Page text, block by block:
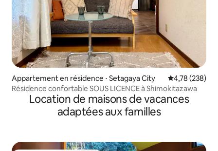
Appartement en résidence ⋅ Setagaya City Évaluation
4,78 (238)
Résidence confortable SOUS LICENCE à Shimokitazawa
Location de maisons de vacances
adaptées aux familles